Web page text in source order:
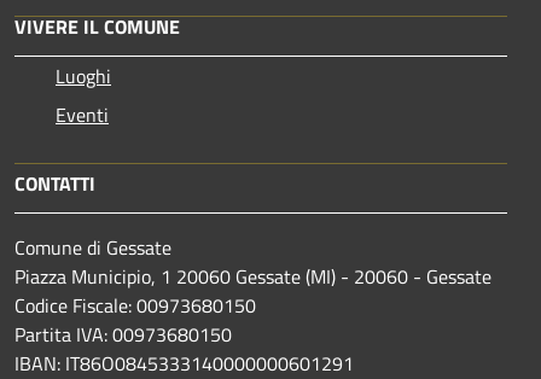
VIVERE IL COMUNE
Luoghi
Eventi
CONTATTI
Comune di Gessate
Piazza Municipio, 1 20060 Gessate (MI) - 20060 - Gessate
Codice Fiscale: 00973680150
Partita IVA: 00973680150
IBAN: IT86O0845333140000000601291